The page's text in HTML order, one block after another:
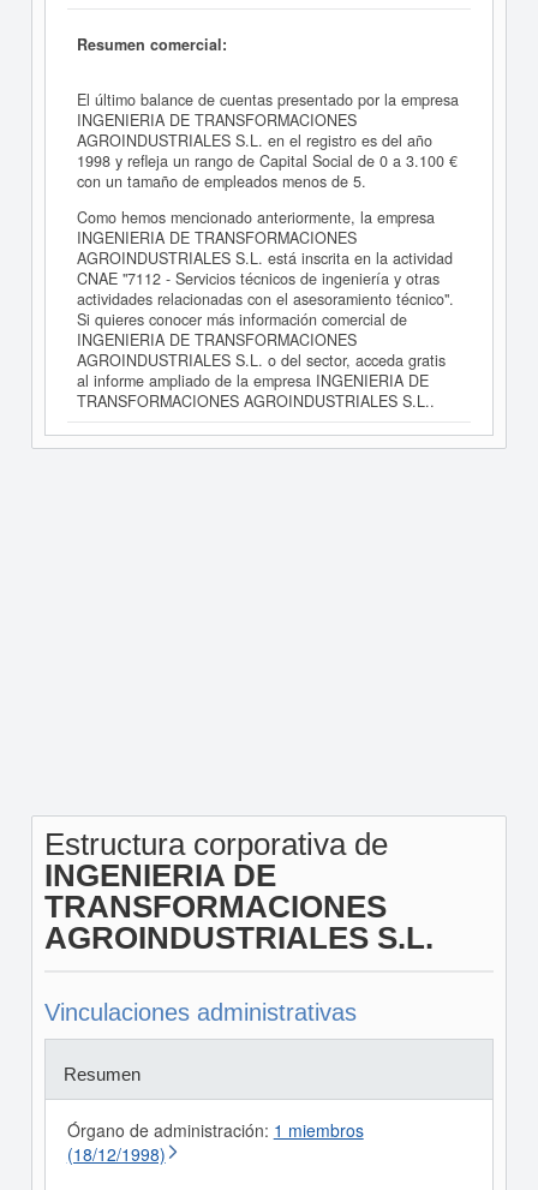
Resumen comercial:
El último balance de cuentas presentado por la empresa
INGENIERIA DE TRANSFORMACIONES
AGROINDUSTRIALES S.L. en el registro es del año
1998 y refleja un rango de Capital Social de 0 a 3.100 €
con un tamaño de empleados menos de 5.
Como hemos mencionado anteriormente, la empresa
INGENIERIA DE TRANSFORMACIONES
AGROINDUSTRIALES S.L. está inscrita en la actividad
CNAE "7112 - Servicios técnicos de ingeniería y otras
actividades relacionadas con el asesoramiento técnico".
Si quieres conocer más información comercial de
INGENIERIA DE TRANSFORMACIONES
AGROINDUSTRIALES S.L. o del sector, acceda gratis
al informe ampliado de la empresa INGENIERIA DE
TRANSFORMACIONES AGROINDUSTRIALES S.L..
Estructura corporativa de
INGENIERIA DE
TRANSFORMACIONES
AGROINDUSTRIALES S.L.
Vinculaciones administrativas
Resumen
Órgano de administración: 1 miembros
(18/12/1998)